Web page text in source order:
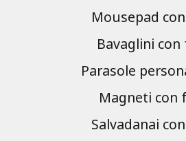
Mousepad
Bavaglini
Parasole
Magneti con
Salvadanai